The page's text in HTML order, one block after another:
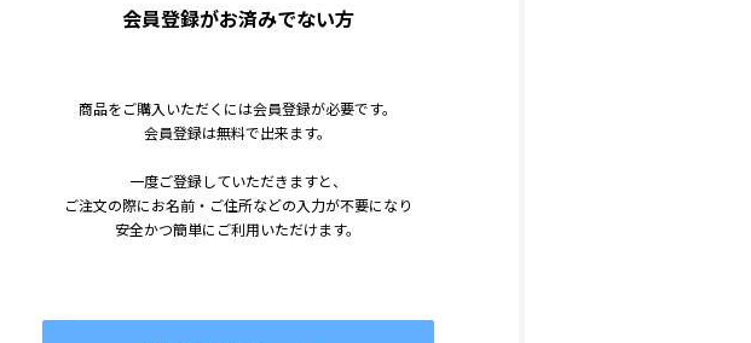
会員登録がお済みでない方
商品をご購入いただくには会員登録が必要です。
会員登録は無料で出来ます。
一度ご登録していただきますと、
ご注文の際にお名前・ご住所などの入力が不要になり
安全かつ簡単にご利用いただけます。